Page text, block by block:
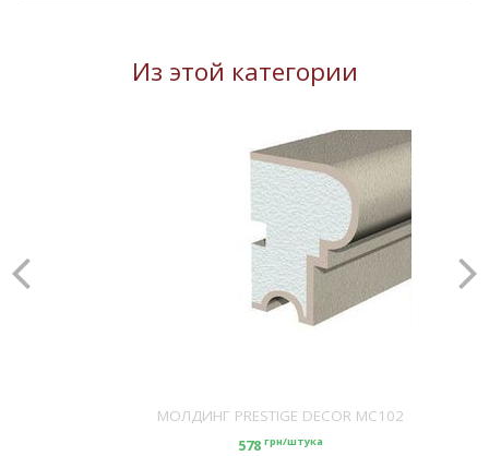
Из этой категории
МОЛДИНГ PRESTIGE DECOR MC102
578 грн/штука